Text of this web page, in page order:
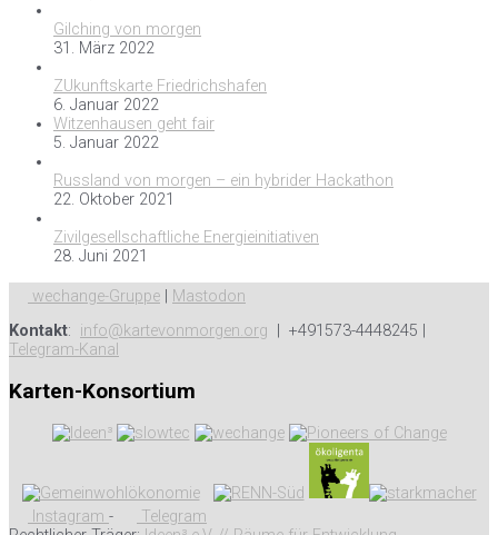
Gilching von morgen
31. März 2022
ZUkunftskarte Friedrichshafen
6. Januar 2022
Witzenhausen geht fair
5. Januar 2022
Russland von morgen – ein hybrider Hackathon
22. Oktober 2021
Zivilgesellschaftliche Energieinitiativen
28. Juni 2021
wechange-Gruppe
Mastodon
Kontakt: info@kartevonmorgen.org | +491573-4448245 |
Telegram-Kanal
Karten-Konsortium
Instagram -
Telegram